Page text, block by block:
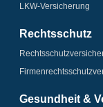
LKW-Versicherung
Rechtsschutz
Gesundheit &